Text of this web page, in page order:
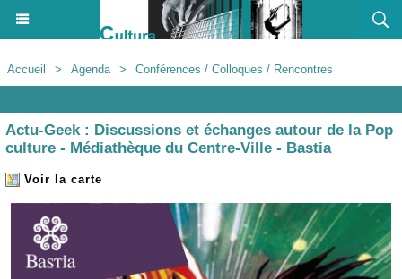
Accueil > Agenda > Conférences / Colloques / Rencontres
Actu-Geek : Discussions et échanges autour de la Pop
culture - Médiathèque du Centre-Ville - Bastia
Voir la carte